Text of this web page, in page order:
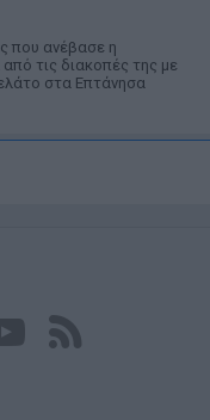
που ανέβασε η
τις διακοπές της με
στα Επτάνησα